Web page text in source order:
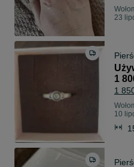
23
1
1
10